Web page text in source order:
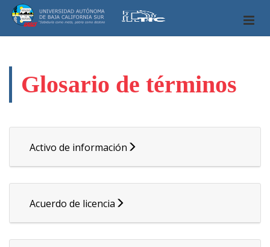
Glosario de términos
Activo de información
Acuerdo de licencia